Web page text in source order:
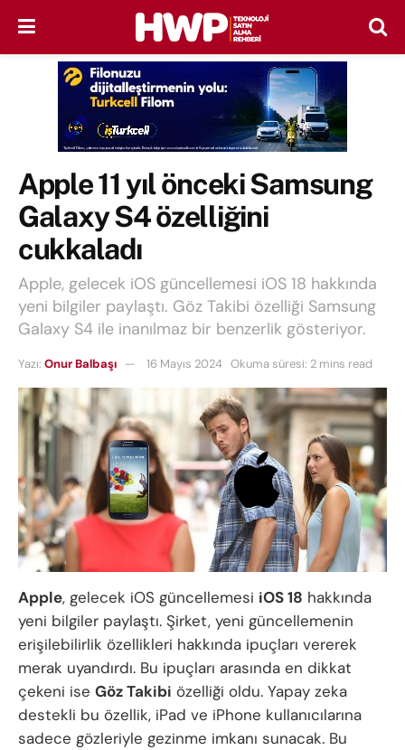
Apple 11 yıl önceki Samsung
Galaxy S4 özelliğini
cukkaladı
Apple, gelecek iOS güncellemesi iOS 18 hakkında
yeni bilgiler paylaştı. Göz Takibi özelliği Samsung
Galaxy S4 ile inanılmaz bir benzerlik gösteriyor.
Yazı: Onur Balbaşı 16 Mayıs 2024 Okuma süresi: 2 mins read
Apple, gelecek iOS güncellemesi iOS 18 hakkında
yeni bilgiler paylaştı. Şirket, yeni güncellemenin
erişilebilirlik özellikleri hakkında ipuçları vererek
merak uyandırdı. Bu ipuçları arasında en dikkat
çekeni ise Göz Takibi özelliği oldu. Yapay zeka
destekli bu özellik, iPad ve iPhone kullanıcılarına
sadece gözleriyle gezinme imkanı sunacak. Bu